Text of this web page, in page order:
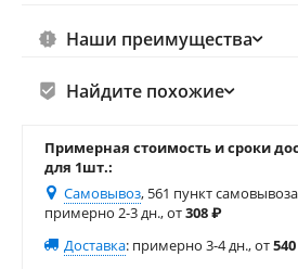
Наши преимущества
Найдите похожие
Примерная стоимость и сроки
для 1шт.:
Самовывоз, 561 пункт самовывоза
примерно 2-3 дн., от308₽
Доставка: примерно 3-4 дн., от540